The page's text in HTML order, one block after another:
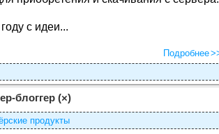
с идеи...
Подробнее
блоггер (×)
продукты